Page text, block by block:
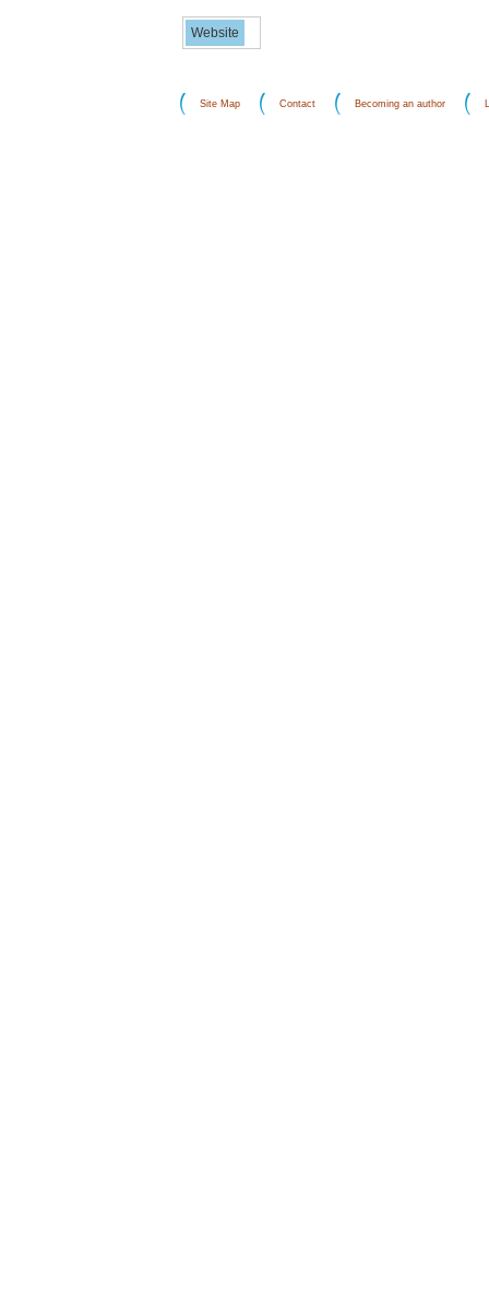
Website
Site Map Contact Becoming an author